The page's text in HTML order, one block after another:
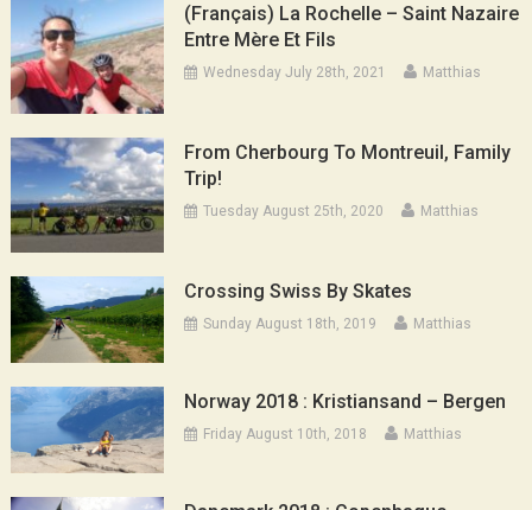
(Français) La Rochelle – Saint Nazaire
Entre Mère Et Fils
Wednesday July 28th, 2021 Matthias
From Cherbourg To Montreuil, Family
Trip!
Tuesday August 25th, 2020 Matthias
Crossing Swiss By Skates
Sunday August 18th, 2019 Matthias
Norway 2018 : Kristiansand – Bergen
Friday August 10th, 2018 Matthias